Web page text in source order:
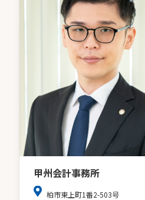
甲州会計事務所
柏市東上町1番2-503号